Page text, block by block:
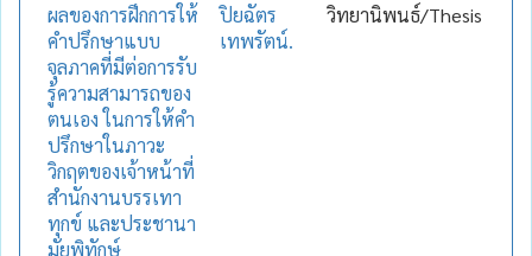
ผลของการฝึกการให้
คำปรึกษาแบบ
จุลภาคที่มีต่อการรับ
รู้ความสามารถของ
ตนเอง ในการให้คำ
ปรึกษาในภาวะ
วิกฤตของเจ้าหน้าที่
สำนักงานบรรเทา
ทุกข์ และประชานา
มัยพิทักษ์
ปิยฉัตร
เทพรัตน์.
วิทยานิพนธ์/Thesis